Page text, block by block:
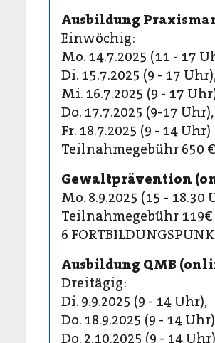
Ausbildung
Einwöchig:
Mo. 14.7.2025 (11 - 17
Di. 15.7.2025 (9 - 17
Mi. 16.7.2025 (9 - 17
Do. 17.7.2025 (9-17 Uhr),
Fr. 18.7.2025 (9 - 14 Uhr)
Teilnahmegebühr 650 €
Gewaltprävention
Mo. 8.9.2025 (15 - 18.30
Teilnahmegebühr 119€
6
Ausbildung QMB
Dreitägig:
Di. 9.9.2025 (9 - 14 Uhr),
Do. 18.9.2025 (9 - 14
Do. 2.10.2025 (9 - 14 Uhr)